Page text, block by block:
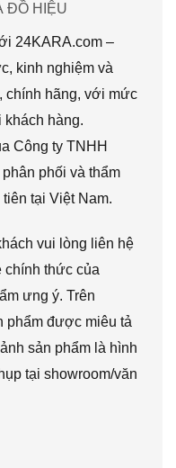
ĐỒ HIỆU
24KARA.com –
kinh nghiệm và
chính hãng, với mức
hàng.
Công ty TNHH
phối và thẩm
tại Việt Nam.
vui lòng liên hệ
chính thức của
ưng ý. Trên
phẩm được miêu tả
sản phẩm là hình
tại showroom/văn